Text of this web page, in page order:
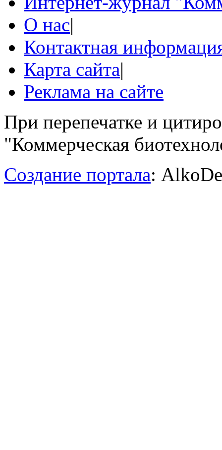
О нас|
Контактная
Карта сайта|
Реклама на сайте
При перепечатке и
"Коммерческая
Создание портала: